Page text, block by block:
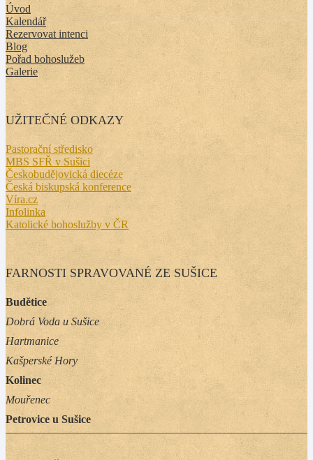
Úvod
Kalendář
Rezervovat intenci
Blog
Pořad bohoslužeb
Galerie
UŽITEČNÉ ODKAZY
Pastorační středisko
MBS SFŘ v Sušici
Českobudějovická diecéze
Česká biskupská konference
Víra.cz
Infolinka
Katolické bohoslužby v ČR
FARNOSTI SPRAVOVANÉ ZE SUŠICE
Budětice
Dobrá Voda u Sušice
Hartmanice
Kašperské Hory
Kolinec
Mouřenec
Petrovice u Sušice